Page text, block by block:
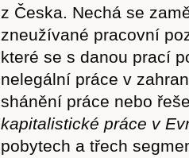
z Česka. Nechá se
zneužívané pracovní
které se s danou prací
nelegální práce v
shánění práce nebo
kapitalistické práce v
pobytech a třech